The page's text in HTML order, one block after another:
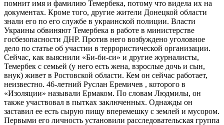
помнит имя и фамилию Темербека, потому что видела их на
документах. Кроме того, другие жители Донецкой области
знали его по его службе в украинской полиции. Власти
Украины обвиняют Темербека в работе в министерстве
госбезопасности ДНР. Против него возбуждено уголовное
дело по статье об участии в террористической организации.
Сейчас, как выяснили «Би-би-си» и другие журналисты,
Темербек с семьей (у него есть жена, взрослые дочь и сын,
внук) живет в Ростовской области. Кем он сейчас работает,
неизвестно. 46-летний Руслан Еремичев , которого в
«Изоляции» называли Ермаком. По словам Людмилы, он
также участвовал в пытках заключенных. Однажды он
заставил ее есть сырую пищу вперемешку с землей и мусором.
Первыми его личность установили расследовательская группа